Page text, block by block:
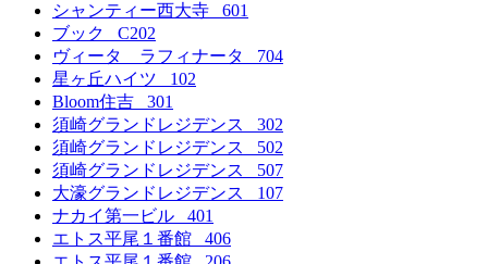
シャンティー西大寺 601
ブック C202
ヴィータ ラフィナータ 704
星ヶ丘ハイツ 102
Bloom住吉 301
須崎グランドレジデンス 302
須崎グランドレジデンス 502
須崎グランドレジデンス 507
大濠グランドレジデンス 107
ナカイ第一ビル 401
エトス平尾１番館 406